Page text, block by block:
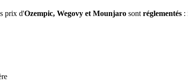
prix d'Ozempic, Wegovy et Mounjaro sontréglementés :